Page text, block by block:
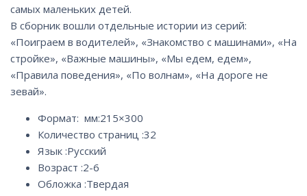
самых маленьких детей.
В сборник вошли отдельные истории из серий:
«Поиграем в водителей», «Знакомство с машинами», «На
стройке», «Важные машины», «Мы едем, едем»,
«Правила поведения», «По волнам», «На дороге не
зевай».
Формат: мм:215×300
Количество страниц :32
Язык :Русский
Возраст :2-6
Обложка :Твердая